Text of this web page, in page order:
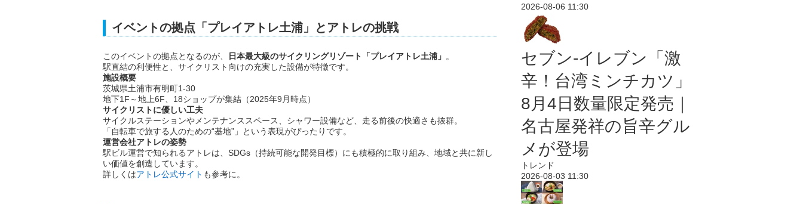
イベントの拠点「プレイアトレ土浦」とアトレの挑戦
このイベントの拠点となるのが、 日本最大級のサイクリングリゾート「プレイアトレ土浦」 。
駅直結の利便性と、サイクリスト向けの充実した設備が特徴です。
施設概要
茨城県土浦市有明町1-30
地下1F～地上6F、18ショップが集結（2025年9月時点）
サイクリストに優しい工夫
サイクルステーションやメンテナンススペース、シャワー設備など、走る前後の快適さも抜群。
「自転車で旅する人のための“基地”」という表現がぴったりです。
運営会社アトレの姿勢
駅ビル運営で知られるアトレは、SDGs（持続可能な開発目標）にも積極的に取り組み、地域と共に新し
い価値を創造しています。
詳しくはアトレ公式サイト も参考に。
2026-08-06 11:30
セブン-イレブン「激
辛！台湾ミンチカツ」
8月4日数量限定発売｜
名古屋発祥の旨辛グル
メが登場
トレンド
2026-08-03 11:30